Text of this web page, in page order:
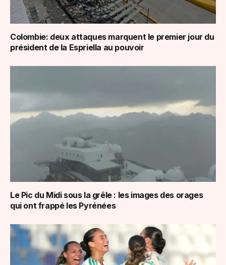
Colombie: deux attaques marquent le premier jour du
président de la Espriella au pouvoir
Le Pic du Midi sous la grêle : les images des orages
qui ont frappé les Pyrénées